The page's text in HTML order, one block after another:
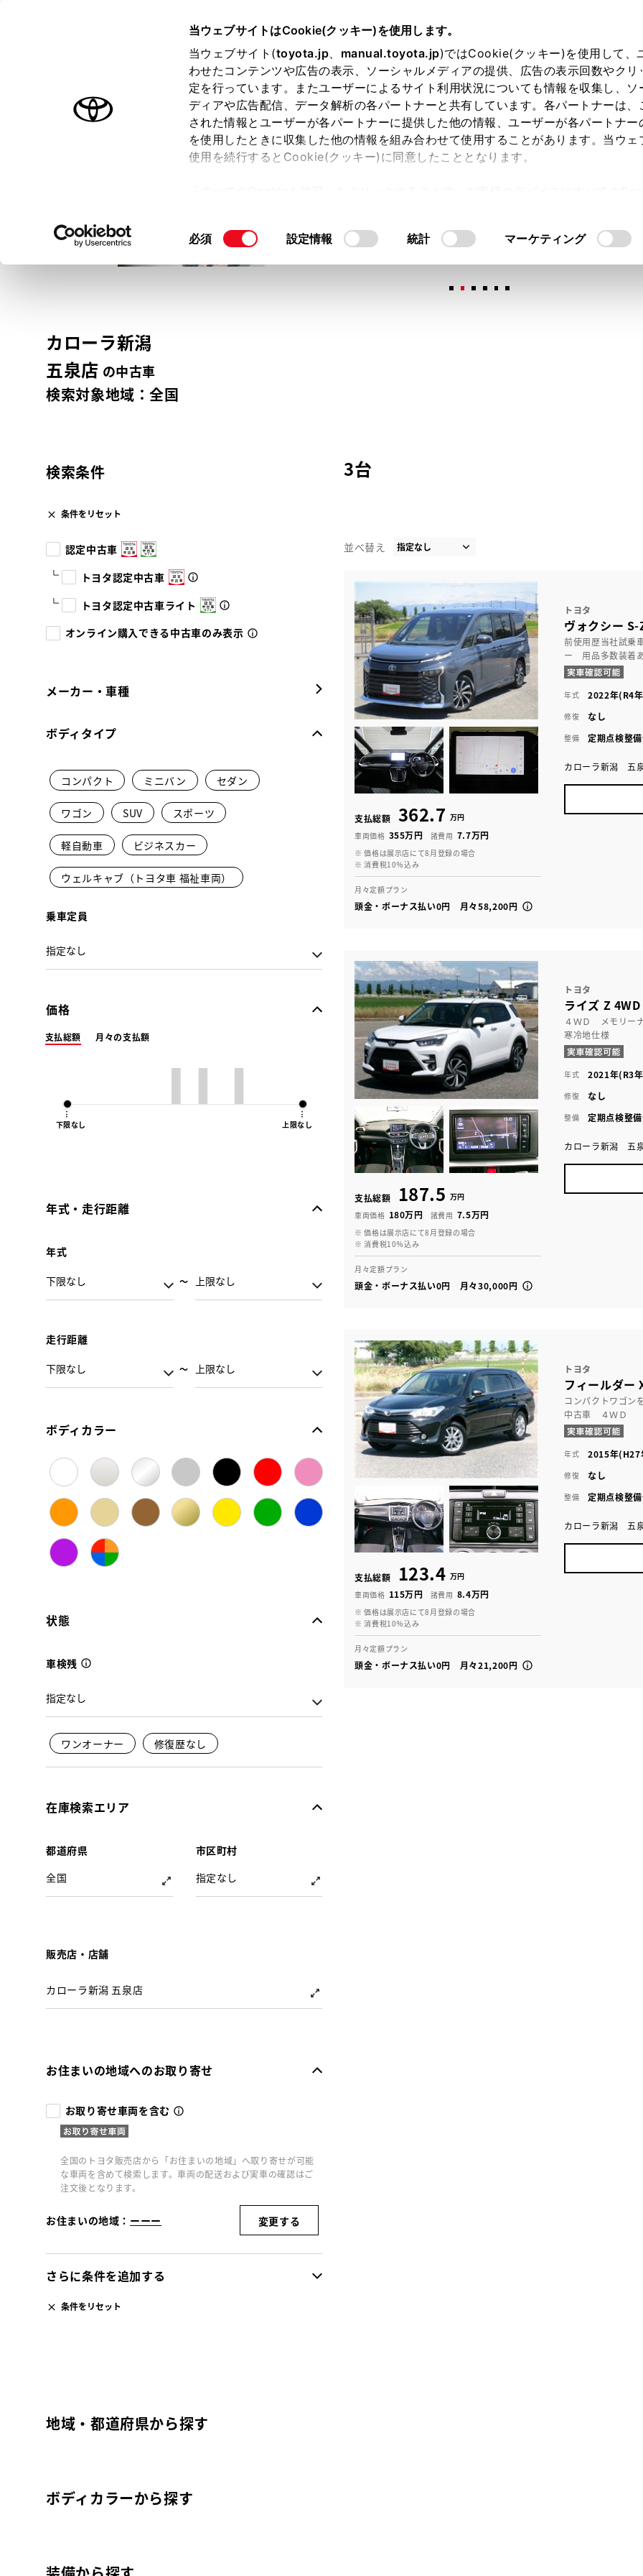
当ウェブサイトはCookie(クッキー)を使用します。
当ウェブサイト(toyota.jp、 manual.toyota.jp)ではCookie(クッキー)を使用して、
わせたコンテンツや広告の表示、ソーシャルメディアの提供、広告の表示回数やクリ
定を行っています。またユーザーによるサイト利用状況についても情報を収集し、ソ
ディアや広告配信、データ解析の各パートナーと共有しています。各パートナーは、
された情報とユーザーが各パートナーに提供した他の情報、ユーザーが各パートナー
を使用したときに収集した他の情報を組み合わせて使用することがあります。当ウェ
使用を続行するとCookie(クッキー)に同意したこととなります。
て」をご覧ください。
同
必須 設定情報 統計 マーケティング
オーナーサポート トピックス
トヨタ認定中古車
トヨタ認定中古車の魅力 3つの買い方 オンライン購入お気に入り 保存した見積り
カローラ新潟
五泉店 の中古車
検索対象地域：全国
検索条件
条件をリセット
認定中古車
トヨタ認定中古車
トヨタ認定中古車ライト
オンライン購入できる中古車のみ表示
メーカー・車種
ボディタイプ
コンパクト ミニバン セダン
ワゴン SUV スポーツ
軽自動車 ビジネスカー
ウェルキャブ（トヨタ車 福祉車両）
乗車定員
価格
支払総額 月々の支払額
下限なし 上限なし
年式・走行距離
年式
走行距離
ボディカラー
状態
車検残
ワンオーナー 修復歴なし
在庫検索エリア
都道府県
全国
市区町村
指定なし
販売店・店舗
カローラ新潟 五泉店
お住まいの地域へのお取り寄せ
お取り寄せ車両を含む
全国のトヨタ販売店から「お住まいの地域」へ取り寄せが可能
な車両を含めて検索します。車両の配送および実車の確認はご
注文後となります。
お住まいの地域： ーーー 変更する
さらに条件を追加する
条件をリセット
3台
並べ替え
支払総額 362.7 万円
車両価格 355万円 諸費用 7.7万円
※ 価格は展示店にて8月登録の場合
※ 消費税10％込み
月々定額プラン
頭金・ボーナス払い0円 月々58,200円
トヨタ
ヴォクシー S-
前使用歴当社試乗
ー 用品多数装着
年式 2022年(R4
修復 なし
整備 定期点検整
カローラ新潟 五
支払総額 187.5 万円
車両価格 180万円 諸費用 7.5万円
※ 価格は展示店にて8月登録の場合
※ 消費税10％込み
月々定額プラン
頭金・ボーナス払い0円 月々30,000円
トヨタ
ライズ Z 4WD
４ＷＤ メモリー
寒冷地仕様
年式 2021年(R3
修復 なし
整備 定期点検整
カローラ新潟 五
支払総額 123.4 万円
車両価格 115万円 諸費用 8.4万円
※ 価格は展示店にて8月登録の場合
※ 消費税10％込み
月々定額プラン
頭金・ボーナス払い0円 月々21,200円
トヨタ
フィールダー
コンパクトワゴン
中古車 ４ＷＤ
年式 2015年(H27
修復 なし
整備 定期点検整
カローラ新潟 五
地域・都道府県から探す
ボディカラーから探す